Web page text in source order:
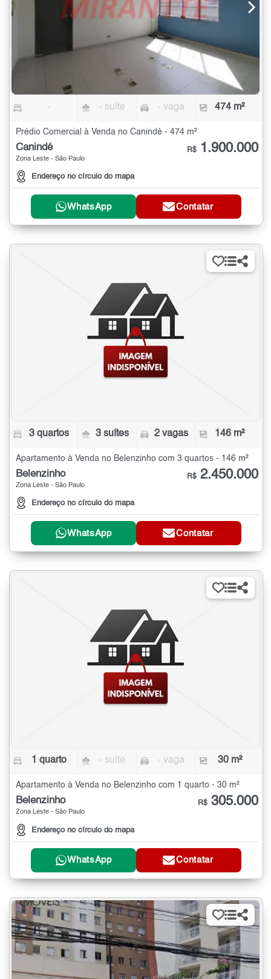
- - suíte - vaga 474 m²
Prédio Comercial à Venda no Canindé - 474 m²
Canindé
Zona Leste - São Paulo
Endereço no círculo do mapa
R$ 1.900.000
WhatsApp Contatar
3 quartos 3 suítes 2 vagas 146 m²
Apartamento à Venda no Belenzinho com 3 quartos - 146 m²
Belenzinho
Zona Leste - São Paulo
Endereço no círculo do mapa
R$ 2.450.000
WhatsApp Contatar
1 quarto - suíte - vaga 30 m²
Apartamento à Venda no Belenzinho com 1 quarto - 30 m²
Belenzinho
Zona Leste - São Paulo
Endereço no círculo do mapa
R$ 305.000
WhatsApp Contatar